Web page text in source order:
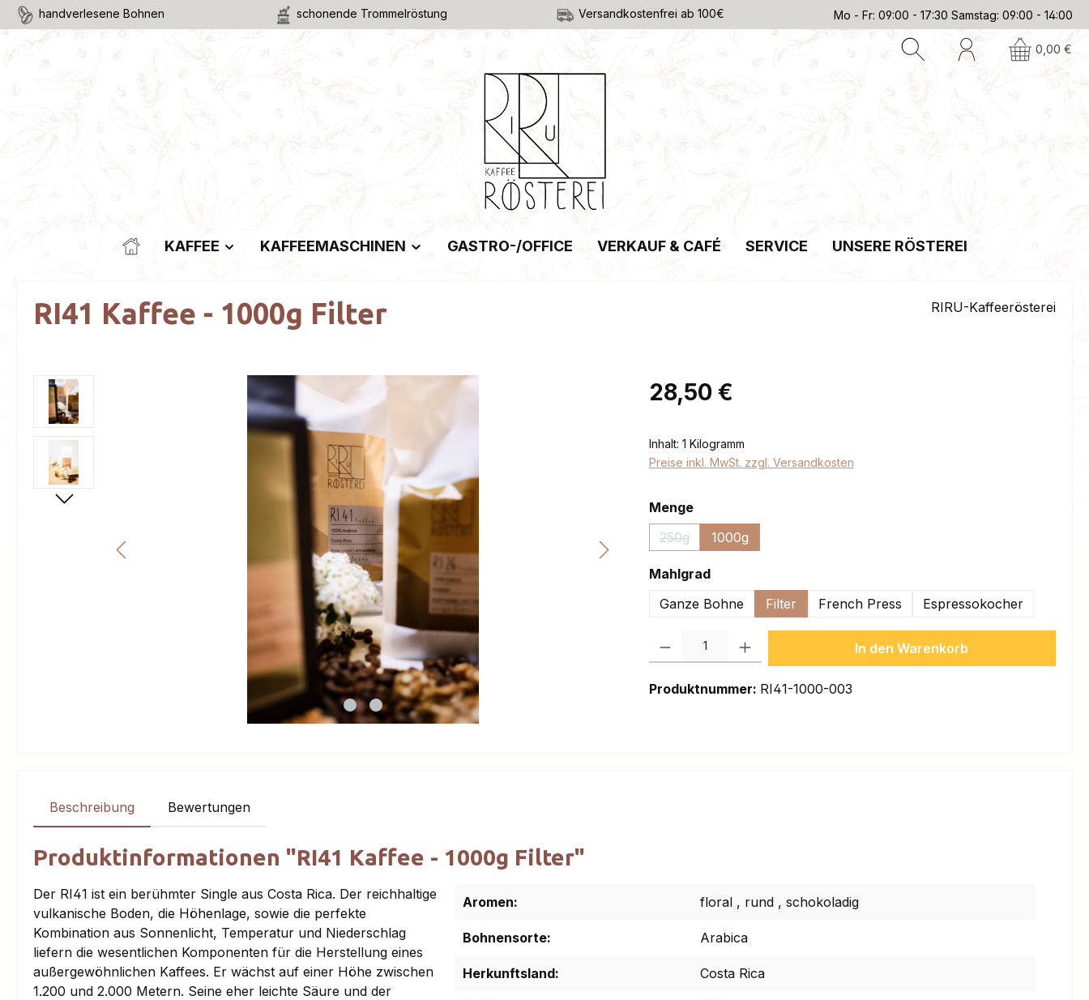
Hauptinhalt springen
Zur Suche springen
Zur Hauptnavigation springen
handverlesene Bohnen schonende Trommelröstung Versandkostenfrei ab 100€ Mo - Fr: 09:00 - 17:30 Samstag: 09:00 - 14:00
0,00 €
KAFFEE KAFFEEMASCHINEN GASTRO-/OFFICE VERKAUF & CAFÉ SERVICE UNSERE RÖSTEREI
RI41 Kaffee - 1000g Filter RIRU-Kaffeerösterei
Bildergalerie überspringen Regulärer Preis:
28,50 €
Inhalt: 1 Kilogramm
Preise inkl. MwSt. zzgl. Versandkosten
Mengeauswählen
250g
(Diese Option ist zurzeit nicht verfügbar.)
1000g
Mahlgradauswählen
Ganze Bohne
Filter French Press Espressokocher
Produkt Anzahl: Gib den gewünschten Wert ein oder benutze die Schaltflächen
In den Warenkorb
Produktnummer: RI41-1000-003
Beschreibung Bewertungen
Produktinformationen "RI41 Kaffee - 1000g Filter"
Der RI41 ist ein berühmter Single aus Costa Rica. Der reichhaltige
vulkanische Boden, die Höhenlage, sowie die perfekte
Kombination aus Sonnenlicht, Temperatur und Niederschlag
liefern die wesentlichen Komponenten für die Herstellung eines
außergewöhnlichen Kaffees. Er wächst auf einer Höhe zwischen
1.200 und 2.000 Metern. Seine eher leichte Säure und der
Aromen: floral , rund , schokoladig
Bohnensorte: Arabica
Herkunftsland: Costa Rica